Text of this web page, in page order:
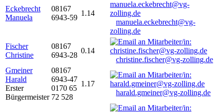
Eckebrecht
Manuela
08167
6943-59
1.14
manuela.eckebrecht@vg-
zolling.de
Fischer
Christine
08167
6943-28
0.14
christine.fischer@vg-zolling.de
Gmeiner
Harald
Erster
Bürgermeister
08167
6943-47
0170 65
72 528
1.17
harald.gmeiner@vg-zolling.de